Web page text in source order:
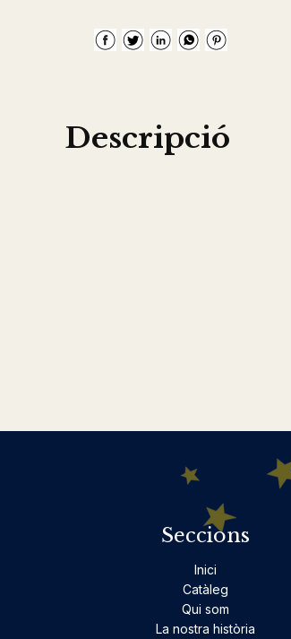
Descripció
Seccions
Inici
Catàleg
Qui som
La nostra història